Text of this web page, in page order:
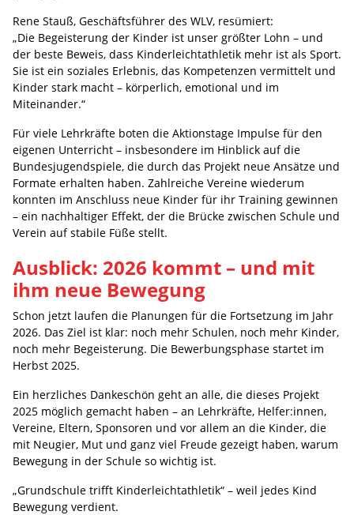
Rene Stauß, Geschäftsführer des WLV, resümiert:
„Die Begeisterung der Kinder ist unser größter Lohn – und
der beste Beweis, dass Kinderleichtathletik mehr ist als Sport.
Sie ist ein soziales Erlebnis, das Kompetenzen vermittelt und
Kinder stark macht – körperlich, emotional und im
Miteinander.“
Für viele Lehrkräfte boten die Aktionstage Impulse für den
eigenen Unterricht – insbesondere im Hinblick auf die
Bundesjugendspiele, die durch das Projekt neue Ansätze und
Formate erhalten haben. Zahlreiche Vereine wiederum
konnten im Anschluss neue Kinder für ihr Training gewinnen
– ein nachhaltiger Effekt, der die Brücke zwischen Schule und
Verein auf stabile Füße stellt.
Ausblick: 2026 kommt – und mit
ihm neue Bewegung
Schon jetzt laufen die Planungen für die Fortsetzung im Jahr
2026. Das Ziel ist klar: noch mehr Schulen, noch mehr Kinder,
noch mehr Begeisterung. Die Bewerbungsphase startet im
Herbst 2025.
Ein herzliches Dankeschön geht an alle, die dieses Projekt
2025 möglich gemacht haben – an Lehrkräfte, Helfer:innen,
Vereine, Eltern, Sponsoren und vor allem an die Kinder, die
mit Neugier, Mut und ganz viel Freude gezeigt haben, warum
Bewegung in der Schule so wichtig ist.
„Grundschule trifft Kinderleichtathletik“ – weil jedes Kind
Bewegung verdient.